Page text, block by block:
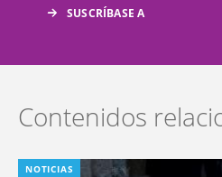
Contenidos
NOTICIAS